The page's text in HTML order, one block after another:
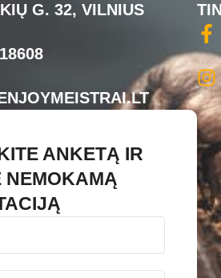
G. 32, VILNIUS
ANKETĄ IR
NEMOKAMĄ